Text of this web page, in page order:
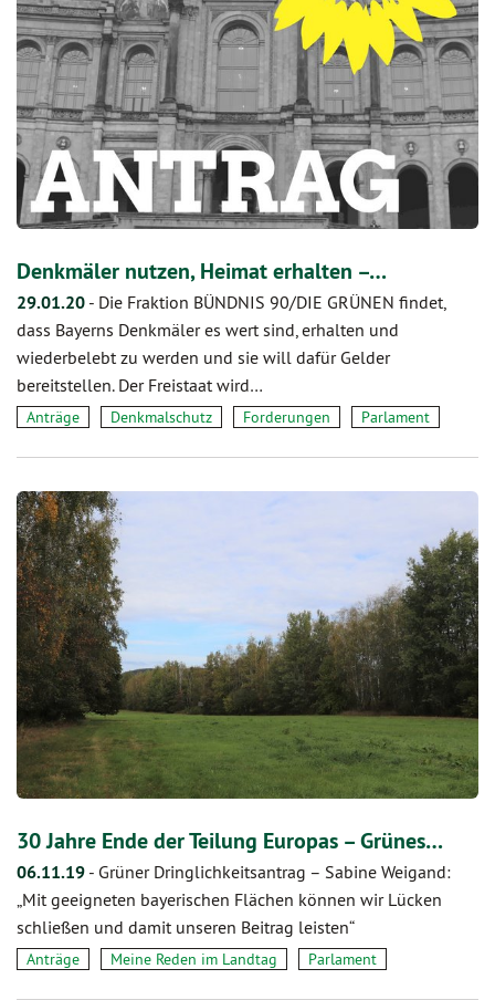
Denkmäler nutzen, Heimat erhalten –…
29.01.20 - Die Fraktion BÜNDNIS 90/DIE GRÜNEN findet,
dass Bayerns Denkmäler es wert sind, erhalten und
wiederbelebt zu werden und sie will dafür Gelder
bereitstellen. Der Freistaat wird…
Anträge Denkmalschutz Forderungen Parlament
30 Jahre Ende der Teilung Europas – Grünes…
06.11.19 - Grüner Dringlichkeitsantrag – Sabine Weigand:
„Mit geeigneten bayerischen Flächen können wir Lücken
schließen und damit unseren Beitrag leisten“
Anträge Meine Reden im Landtag Parlament